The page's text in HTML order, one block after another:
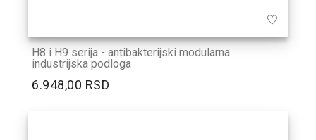
H8 i H9 serija - antibakterijski modularna
industrijska podloga
6.948,00 RSD